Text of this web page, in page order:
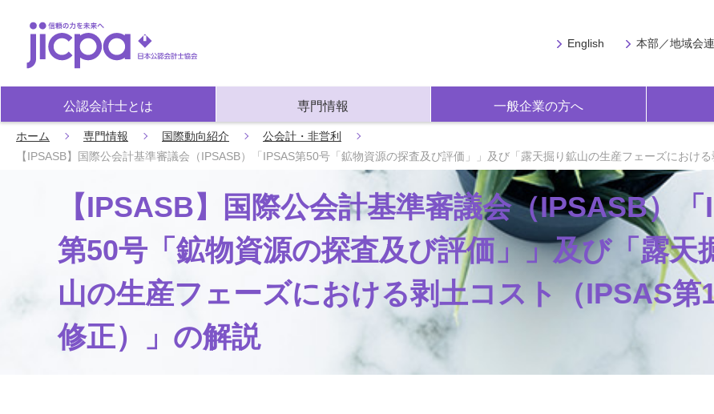
公認会計士とは 専門情報 一般企業の方へ
English 本部／地域会
ホーム 専門情報 国際動向紹介
公会計・非営利
【IPSASB】国際公会計基準審議会（IPSASB）「IPSAS第50号「鉱物資源の探査及び評価」」及び「露天掘り鉱山の生産フェーズにおけ
【IPSASB】国際公会計基準審議会（IPSASB）
第50号「鉱物資源の探査及び評価」」及び「露天
山の生産フェーズにおける剥土コスト（IPSAS第
修正）」の解説